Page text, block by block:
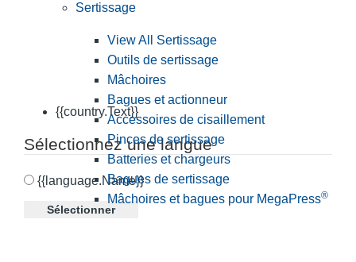
{{country.Text}}
Sélectionnez une langue
{{language.Name}}
Sélectionner
Sertissage
View All Sertissage
Outils de sertissage
Mâchoires
Bagues et actionneur
Accessoires de cisaillement
Pinces de sertissage
Batteries et chargeurs
Bagues de sertissage
Mâchoires et bagues pour MegaPress®